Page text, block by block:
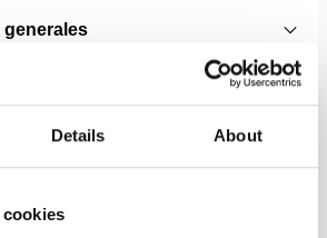
Details About
generales
Drawing BCH 1 & 2 T